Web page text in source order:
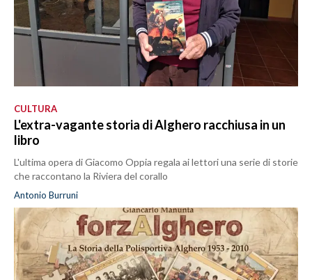
CULTURA
L'extra-vagante storia di Alghero racchiusa in un
libro
L'ultima opera di Giacomo Oppia regala ai lettori una serie di storie
che raccontano la Riviera del corallo
Antonio Burruni